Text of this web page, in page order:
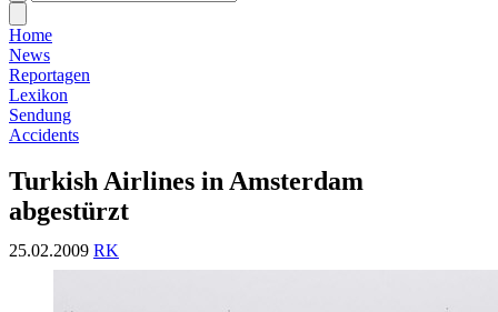
Home
News
Reportagen
Lexikon
Sendung
Accidents
Turkish Airlines in Amsterdam
abgestürzt
25.02.2009 RK